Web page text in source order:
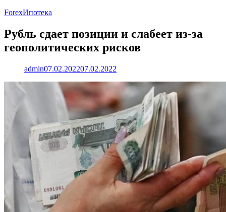
ForexИпотека
Рубль сдает позиции и слабеет из-за
геополитических рисков
admin07.02.202207.02.2022